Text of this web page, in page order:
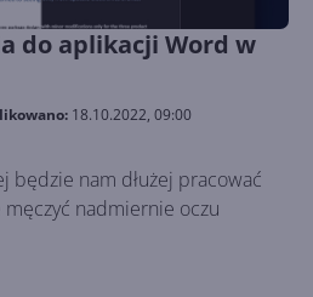
do aplikacji Word w
18.10.2022, 09:00
będzie nam dłużej pracować
nadmiernie oczu